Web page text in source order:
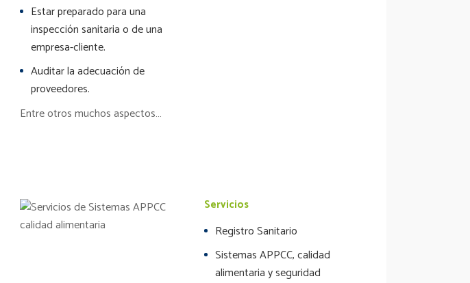
Estar preparado para una
inspección sanitaria o de una
empresa-cliente.
Auditar la adecuación de
proveedores.
Entre otros muchos aspectos…
Servicios
Registro Sanitario
Sistemas APPCC, calidad
alimentaria y seguridad